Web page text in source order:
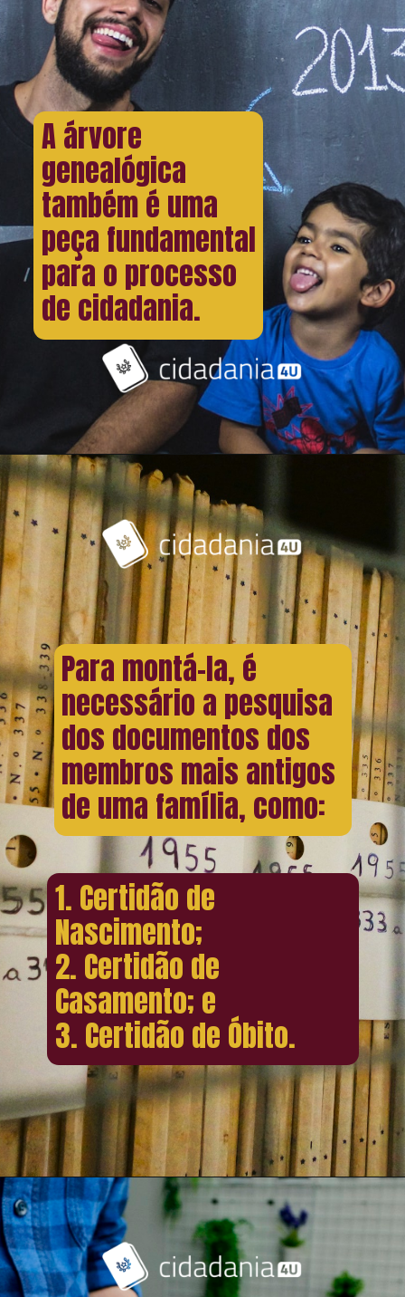
A árvore
genealógica
também é uma
peça fundamental
para o processo
de cidadania.
Para montá-la, é
necessário a pesquisa
dos documentos dos
membros mais antigos
de uma família, como:
1. Certidão de
Nascimento;
2. Certidão de
Casamento; e
3. Certidão de Óbito.